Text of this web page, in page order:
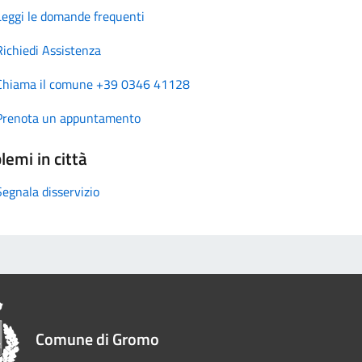
le domande frequenti
Assistenza
il comune +39 0346 41128
un appuntamento
in città
disservizio
Comune di Gromo